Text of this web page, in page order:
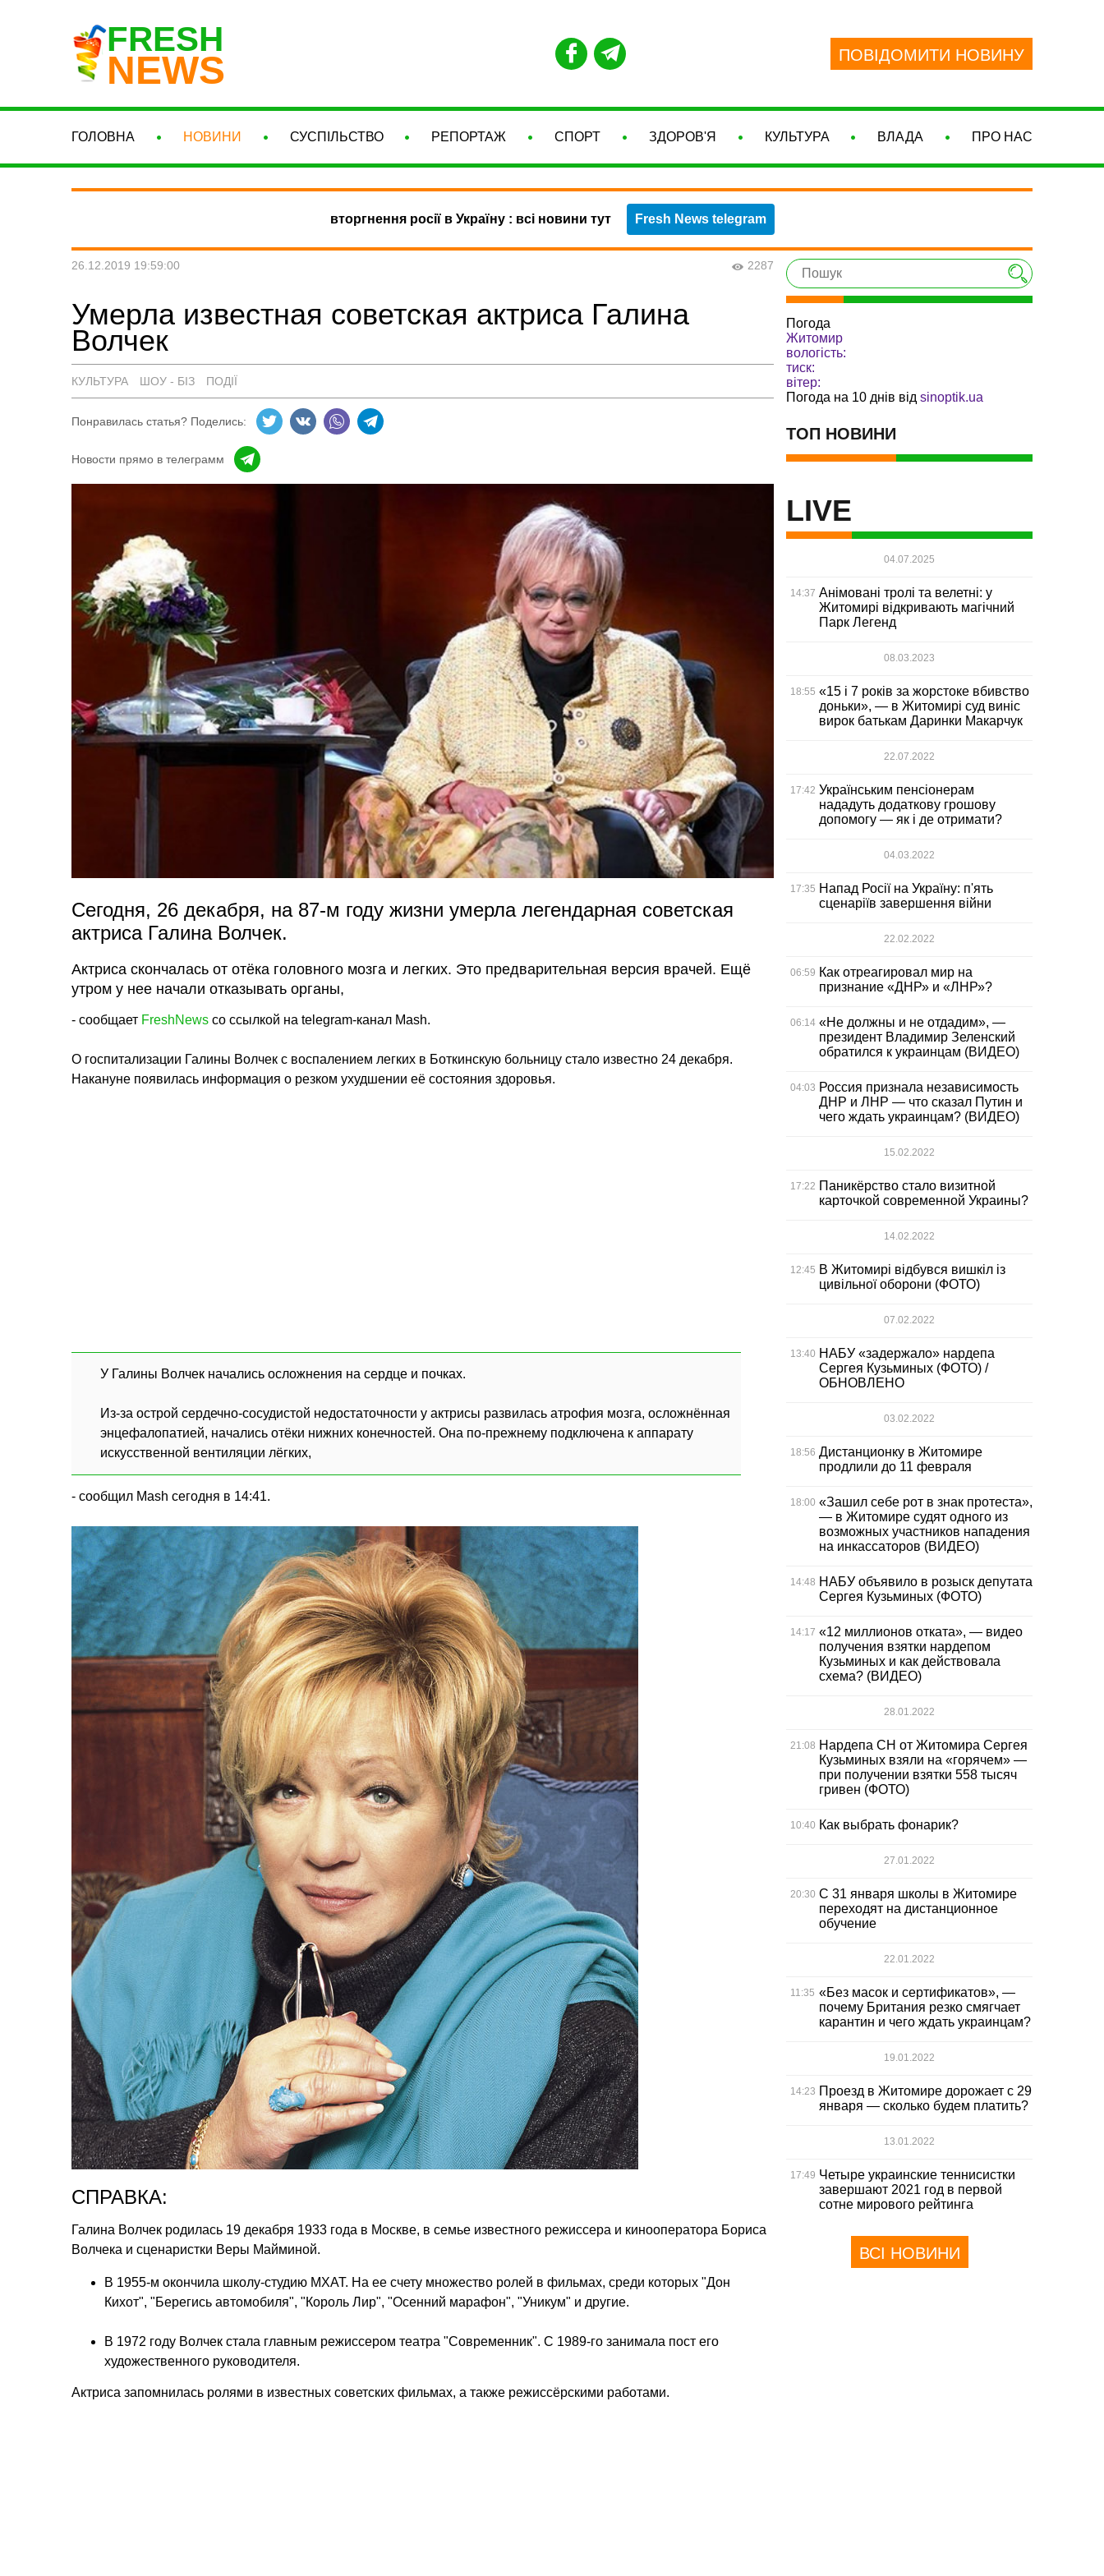
FRESH
NEWS ПОВІДОМИТИ НОВИНУ
ГОЛОВНА НОВИНИ СУСПІЛЬСТВО РЕПОРТАЖ СПОРТ ЗДОРОВ'Я КУЛЬТУРА ВЛАДА ПРО НАС
вторгнення росії в Україну : всі новини тут Fresh News telegram
26.12.2019 19:59:00 2287
Умерла известная советская актриса Галина
Волчек
КУЛЬТУРА ШОУ - БІЗ ПОДІЇ
Понравилась статья? Поделись:
Новости прямо в телеграмм
Сегодня, 26 декабря, на 87-м году жизни умерла легендарная советская
актриса Галина Волчек.
Актриса скончалась от отёка головного мозга и легких. Это предварительная версия врачей. Ещё
утром у нее начали отказывать органы,
- сообщает FreshNews со ссылкой на telegram-канал Mash.
О госпитализации Галины Волчек с воспалением легких в Боткинскую больницу стало известно 24 декабря.
Накануне появилась информация о резком ухудшении её состояния здоровья.
У Галины Волчек начались осложнения на сердце и почках.
Из-за острой сердечно-сосудистой недостаточности у актрисы развилась атрофия мозга, осложнённая
энцефалопатией, начались отёки нижних конечностей. Она по-прежнему подключена к аппарату
искусственной вентиляции лёгких,
- сообщил Mash сегодня в 14:41.
СПРАВКА:
Галина Волчек родилась 19 декабря 1933 года в Москве, в семье известного режиссера и кинооператора Бориса
Волчека и сценаристки Веры Майминой.
В 1955-м окончила школу-студию МХАТ. На ее счету множество ролей в фильмах, среди которых "Дон
Кихот", "Берегись автомобиля", "Король Лир", "Осенний марафон", "Уникум" и другие.
В 1972 году Волчек стала главным режиссером театра "Современник". С 1989-го занимала пост его
художественного руководителя.
Актриса запомнилась ролями в известных советских фильмах, а также режиссёрскими работами.
Погода
Житомир
вологість:
тиск:
вітер:
Погода на 10 днів від sinoptik.ua
ТОП НОВИНИ
LIVE
04.07.2025
14:37 Анімовані тролі та велетні: у
Житомирі відкривають магічний
Парк Легенд
08.03.2023
18:55 «15 і 7 років за жорстоке вбивство
доньки», — в Житомирі суд виніс
вирок батькам Даринки Макарчук
22.07.2022
17:42 Українським пенсіонерам
нададуть додаткову грошову
допомогу — як і де отримати?
04.03.2022
17:35 Напад Росії на Україну: п'ять
сценаріїв завершення війни
22.02.2022
06:59 Как отреагировал мир на
признание «ДНР» и «ЛНР»?
06:14 «Не должны и не отдадим», —
президент Владимир Зеленский
обратился к украинцам (ВИДЕО)
04:03 Россия признала независимость
ДНР и ЛНР — что сказал Путин и
чего ждать украинцам? (ВИДЕО)
15.02.2022
17:22 Паникёрство стало визитной
карточкой современной Украины?
14.02.2022
12:45 В Житомирі відбувся вишкіл із
цивільної оборони (ФОТО)
07.02.2022
13:40 НАБУ «задержало» нардепа
Сергея Кузьминых (ФОТО) /
ОБНОВЛЕНО
03.02.2022
18:56 Дистанционку в Житомире
продлили до 11 февраля
18:00 «Зашил себе рот в знак протеста»,
— в Житомире судят одного из
возможных участников нападения
на инкассаторов (ВИДЕО)
14:48 НАБУ объявило в розыск депутата
Сергея Кузьминых (ФОТО)
14:17 «12 миллионов отката», — видео
получения взятки нардепом
Кузьминых и как действовала
схема? (ВИДЕО)
28.01.2022
21:08 Нардепа СН от Житомира Сергея
Кузьминых взяли на «горячем» —
при получении взятки 558 тысяч
гривен (ФОТО)
10:40 Как выбрать фонарик?
27.01.2022
20:30 С 31 января школы в Житомире
переходят на дистанционное
обучение
22.01.2022
11:35 «Без масок и сертификатов», —
почему Британия резко смягчает
карантин и чего ждать украинцам?
19.01.2022
14:23 Проезд в Житомире дорожает с 29
января — сколько будем платить?
13.01.2022
17:49 Четыре украинские теннисистки
завершают 2021 год в первой
сотне мирового рейтинга
ВСІ НОВИНИ